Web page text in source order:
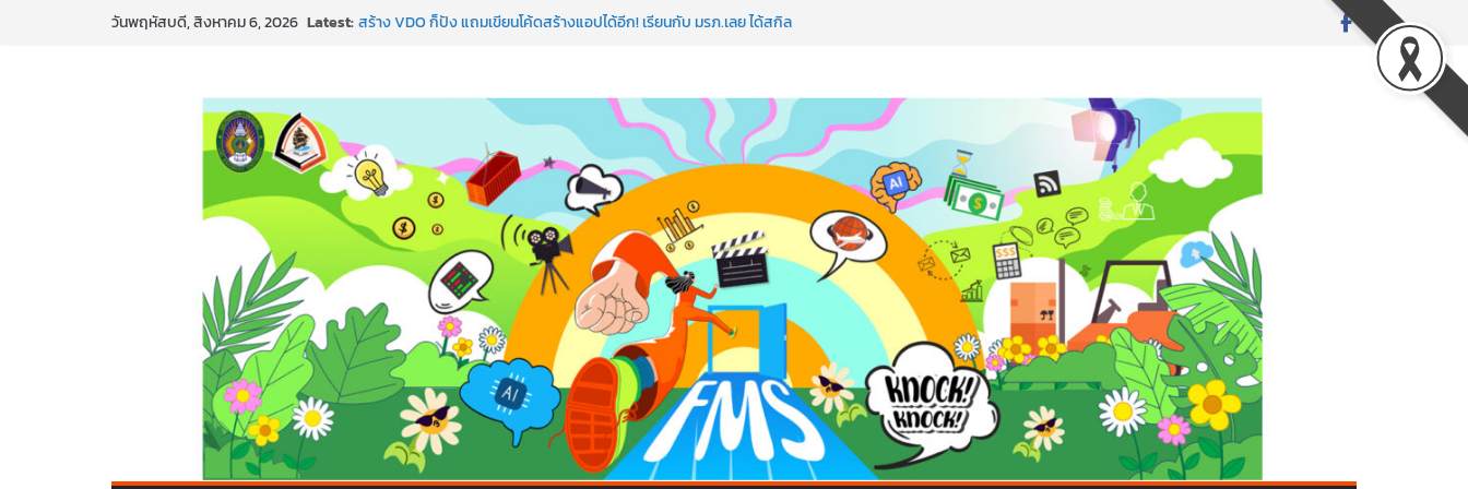
วันพฤหัสบดี, สิงหาคม 6, 2026 Latest:สร้าง VDO ก็ปัง แถมเขียนโค้ดสร้างแอปได้อีก! เรียนกับ มรภ.เลย ได้สกิล
พาธุรกิจท้องถิ่นสู่ตลาดโลก ด้วยเทคโนโลยี AI!
SMEs ยุคนี้ ถ้าไม่ใช้ AI ถือว่าพลาดมาก!